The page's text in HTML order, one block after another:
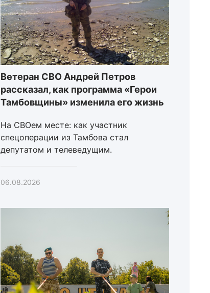
Ветеран СВО Андрей Петров
рассказал, как программа «Герои
Тамбовщины» изменила его жизнь
На СВОем месте: как участник
спецоперации из Тамбова стал
депутатом и телеведущим.
06.08.2026